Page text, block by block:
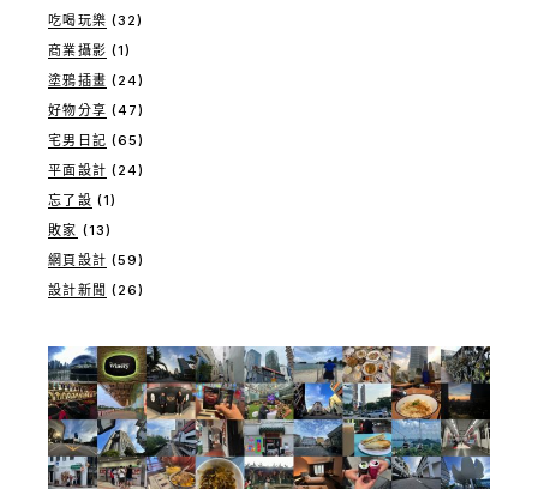
吃喝玩樂 (32)
商業攝影 (1)
塗鴉插畫 (24)
好物分享 (47)
宅男日記 (65)
平面設計 (24)
忘了設 (1)
敗家 (13)
網頁設計 (59)
設計新聞 (26)